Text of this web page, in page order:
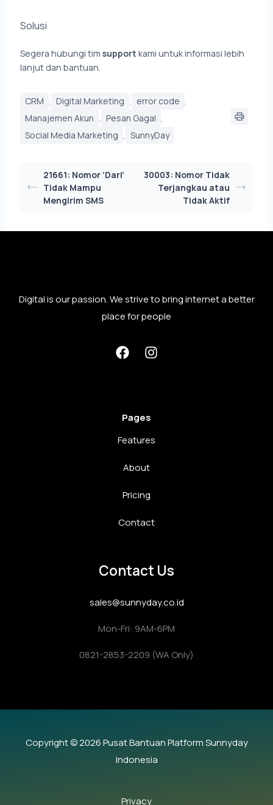
Solusi
Segera hubungi timsupport kami untuk informasi lebih
lanjut dan bantuan.
CRM , Digital Marketing , error code ,
Manajemen Akun , Pesan Gagal ,
Social Media Marketing , SunnyDay
21661: Nomor ‘Dari’
Tidak Mampu
Mengirim SMS
30003: Nomor Tidak
Terjangkau atau
Tidak Aktif
Digital is our passion. We strive to bring internet a better
place for people
Pages
Features
About
Pricing
Contact
Contact Us
sales@sunnyday.co.id
Mon-Fri: 9AM-6PM
0821-2853-2209 (WA Only)
Copyright © 2026 Pusat Bantuan Platform Sunnyday
Indonesia
Privacy